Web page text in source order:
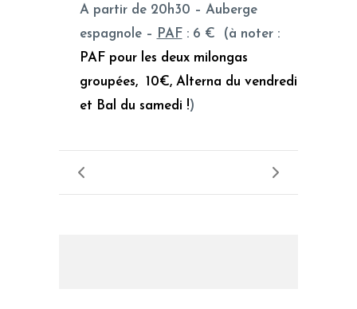
A partir de 20h30 – Auberge
espagnole –
PAF : 6 € (à noter :
PAF pour les deux milongas
groupées, 10€, Alterna du vendredi
et Bal du samedi !)